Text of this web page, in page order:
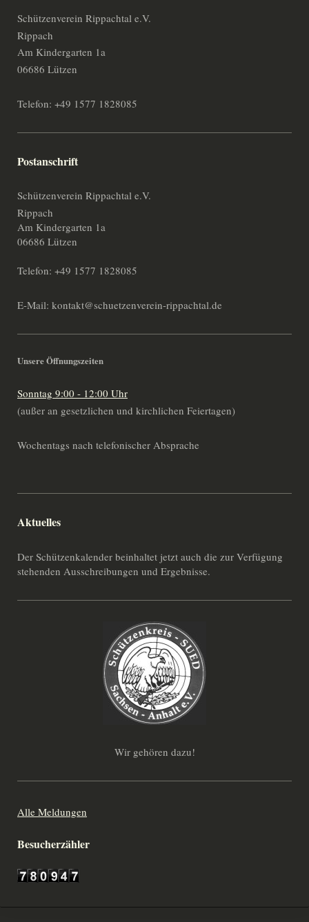
Schützenverein Rippachtal e.V.
Rippach
Am Kindergarten 1a
06686 Lützen
Telefon: +49 1577 1828085
Postanschrift
Schützenverein Rippachtal e.V.
Rippach
Am Kindergarten 1a
06686 Lützen
Telefon: +49 1577 1828085
E-Mail: kontakt@schuetzenverein-rippachtal.de
Unsere Öffnungszeiten
Sonntag 9:00 - 12:00 Uhr
(außer an gesetzlichen und kirchlichen Feiertagen)
Wochentags nach telefonischer Absprache
Aktuelles
Der Schützenkalender beinhaltet jetzt auch die zur Verfügung
stehenden Ausschreibungen und Ergebnisse.
Wir gehören dazu!
Alle Meldungen
Besucherzähler